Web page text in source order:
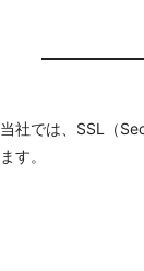
当社では、SSL（
ます。